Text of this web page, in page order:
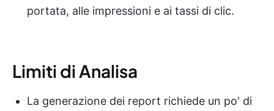
portata, alle impressioni e ai tassi di clic.
Limiti di Analisa
La generazione dei report richiede un po' di